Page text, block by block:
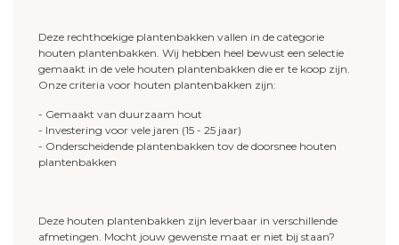
Deze rechthoekige plantenbakken vallen in de categorie
houten plantenbakken. Wij hebben heel bewust een selectie
gemaakt in de vele houten plantenbakken die er te koop zijn.
Onze criteria voor houten plantenbakken zijn:
- Gemaakt van duurzaam hout
- Investering voor vele jaren (15 - 25 jaar)
- Onderscheidende plantenbakken tov de doorsnee houten
plantenbakken
Deze houten plantenbakken zijn leverbaar in verschillende
afmetingen. Mocht jouw gewenste maat er niet bij staan?